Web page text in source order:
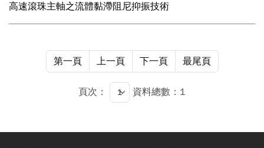
高速滾珠主軸之流體黏滯阻尼抑振技術
第一頁 上一頁 下一頁 最尾頁
頁次： 資料總數：1